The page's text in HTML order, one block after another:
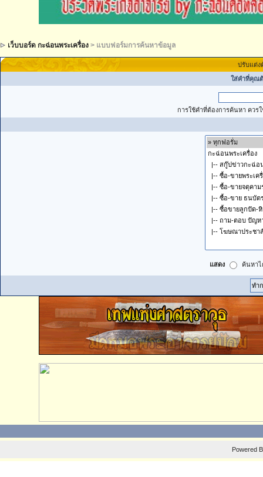
เว็บบอร์ด กะฉ่อนพระเครื่อง > แบบฟอร์มการค้นหาข้อมูล
ปรับแต่ง
ใส่คำที่คุณ
การใช้คำที่ต้องการค้นหา ควร
แสดง ค้นหาไ
Powered